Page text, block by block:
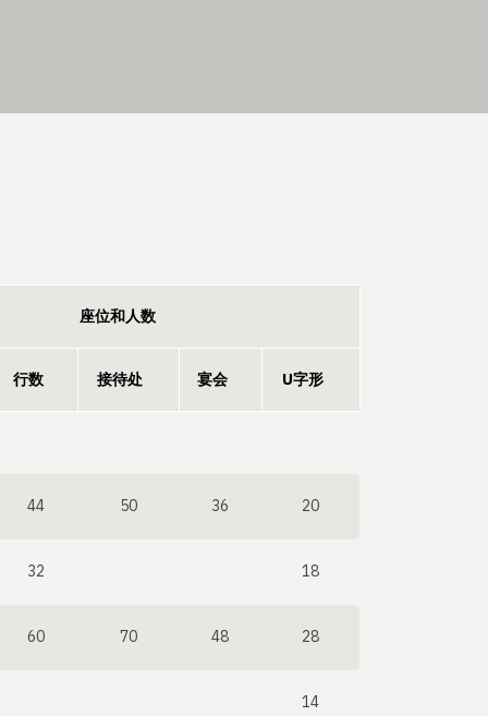
座位和人数
行数 接待处 宴会 U字形
44 50 36 20
32 18
60 70 48 28
14